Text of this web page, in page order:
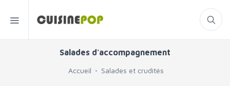
Salades d'accompagnement
Accueil Salades et crudités